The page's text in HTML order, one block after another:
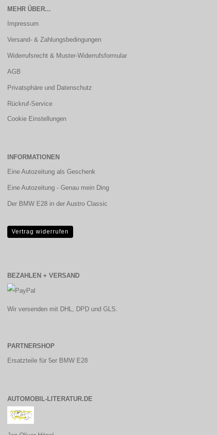
MEHR ÜBER...
Impressum
Versand- & Zahlungsbedingungen
Widerrufsrecht & Muster-Widerrufsformular
AGB
Privatsphäre und Datenschutz
Rückruf-Service
Cookie Einstellungen
INFORMATIONEN
Eine Autozeitung als Geschenk
Eine Autozeitung - Genau mein Ding
Der BMW E28 in der Austro Classic
Vertrag widerrufen
BEZAHLEN + VERSAND
Wir versenden mit DHL, DPD und GLS.
PARTNERSHOP
Ersatzteile für 5er BMW E28
AUTOMOBIL-LITERATUR.DE